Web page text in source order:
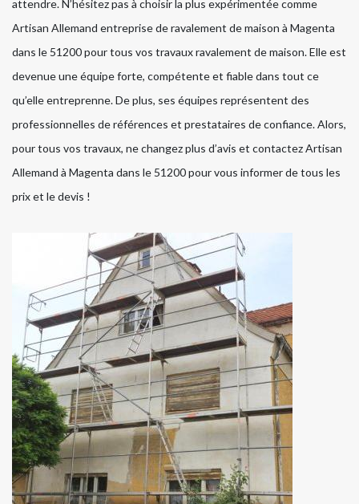
attendre. N’hésitez pas à choisir la plus expérimentée comme
Artisan Allemand entreprise de ravalement de maison à Magenta
dans le 51200 pour tous vos travaux ravalement de maison. Elle est
devenue une équipe forte, compétente et fiable dans tout ce
qu’elle entreprenne. De plus, ses équipes représentent des
professionnelles de références et prestataires de confiance. Alors,
pour tous vos travaux, ne changez plus d’avis et contactez Artisan
Allemand à Magenta dans le 51200 pour vous informer de tous les
prix et le devis !